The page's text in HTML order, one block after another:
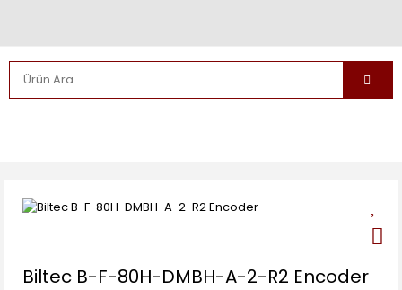
Biltec B-F-80H-DMBH-A-2-R2 Encoder